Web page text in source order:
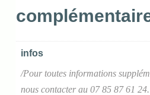
infos
/Pour toutes informations
nous contacter au 07 85 87 61 24.